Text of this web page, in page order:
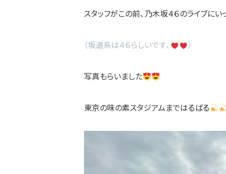
スタッフがこの前、乃木坂４６のライブにい
（坂道系は４６らしいです、 ）
写真もらいました
東京の味の素スタジアムまではるばる